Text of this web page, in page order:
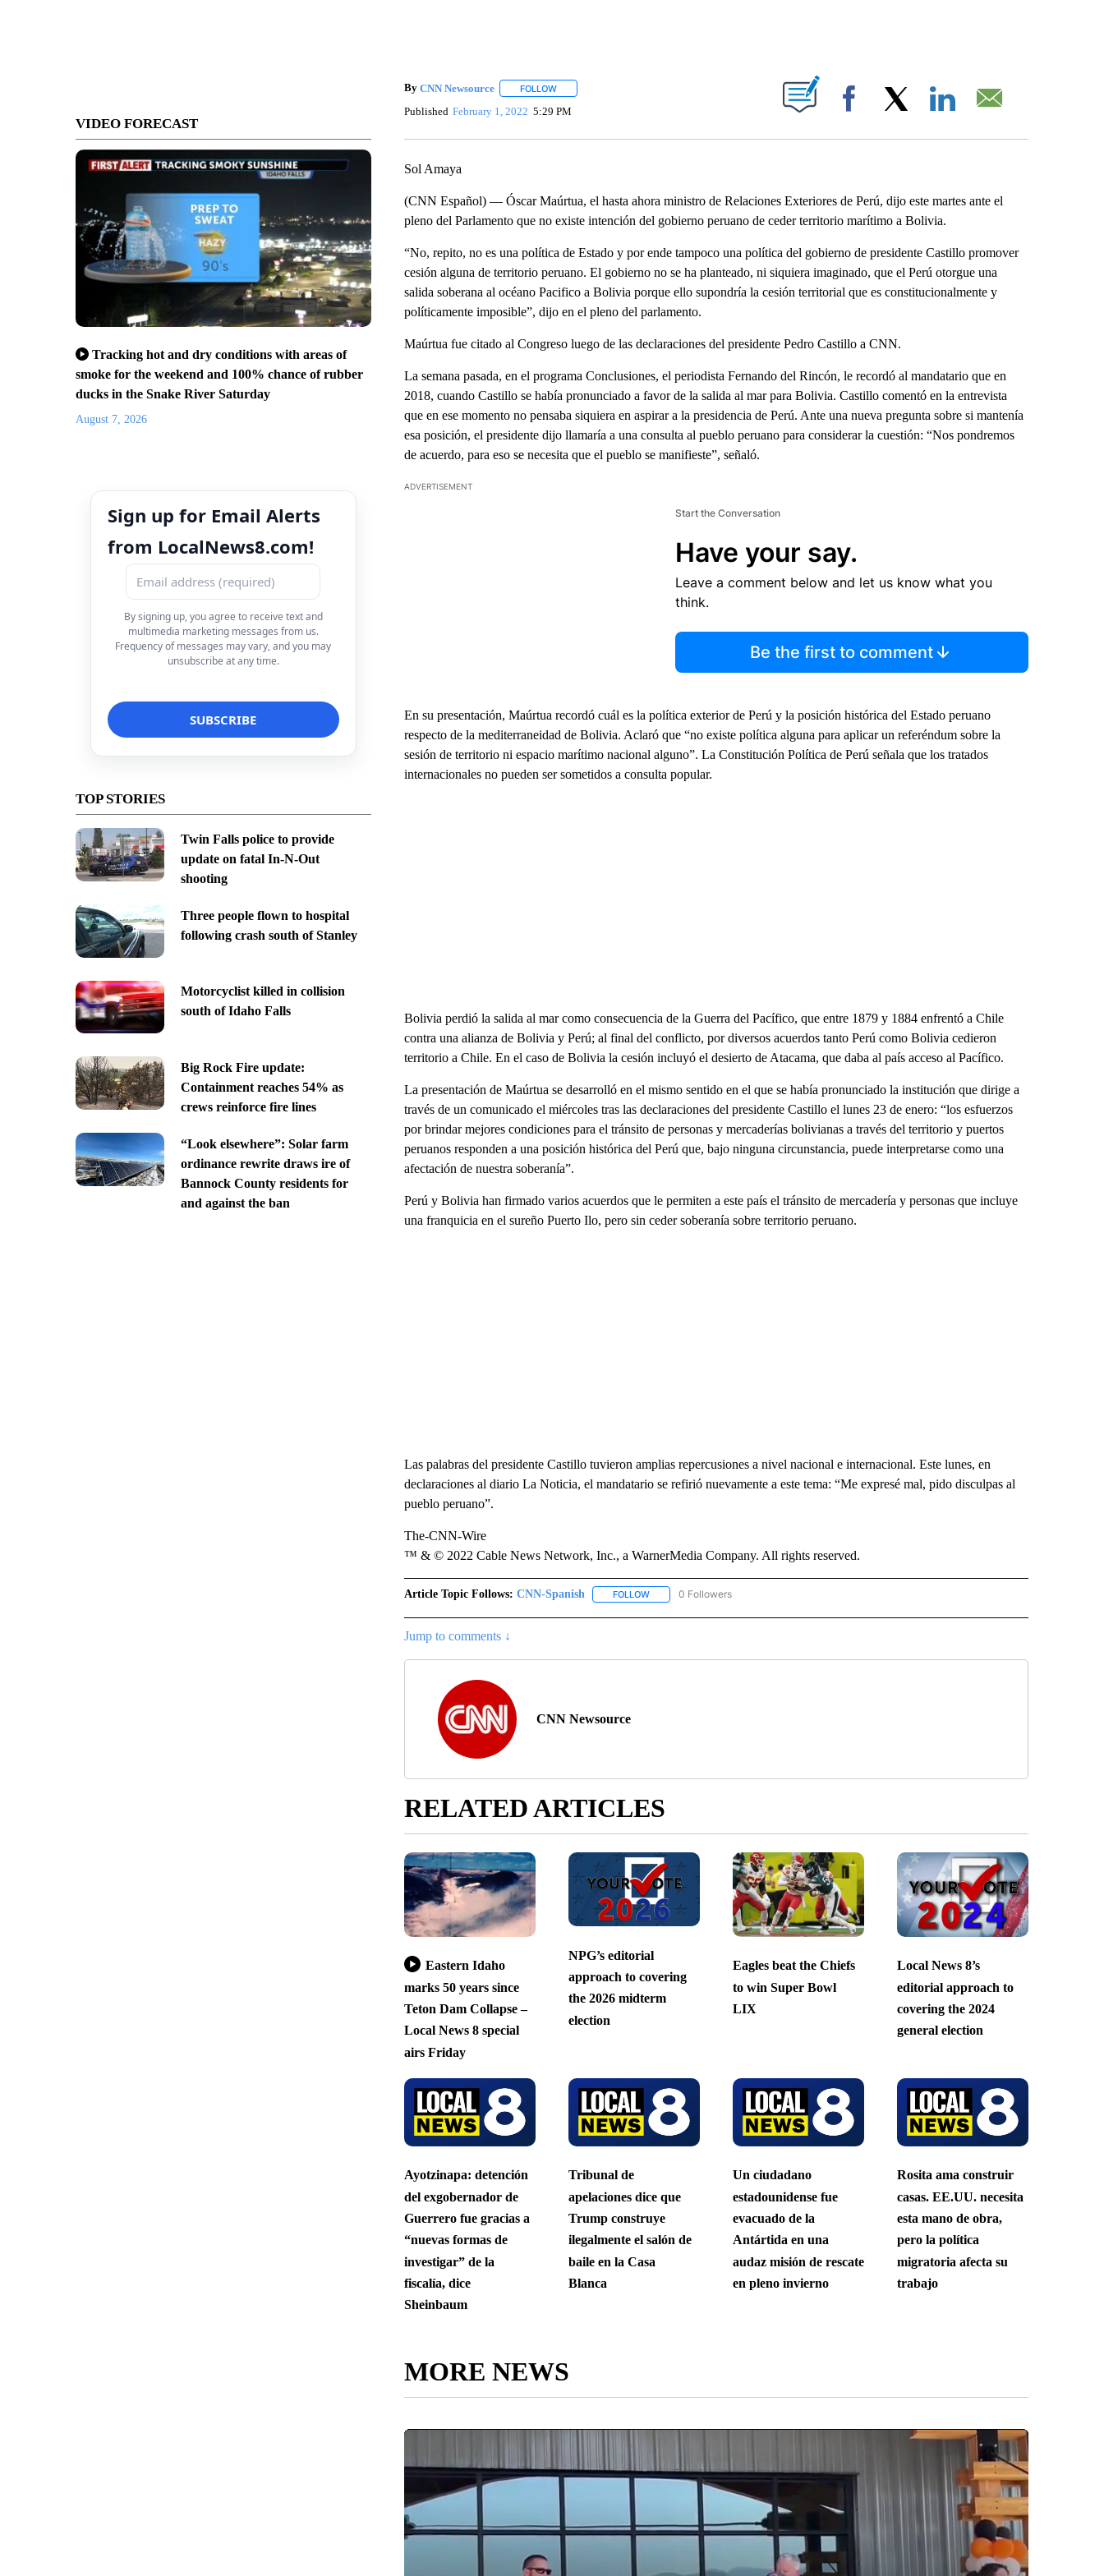
VIDEO FORECAST
Tracking hot and dry conditions with areas of
smoke for the weekend and 100% chance of rubber
ducks in the Snake River Saturday
August 7, 2026
Sign up for Email Alerts
from LocalNews8.com!
By signing up, you agree to receive text and
multimedia marketing messages from us.
Frequency of messages may vary, and you may
unsubscribe at any time.
TOP STORIES
Twin Falls police to provide
update on fatal In-N-Out
shooting
Three people flown to hospital
following crash south of Stanley
Motorcyclist killed in collision
south of Idaho Falls
Big Rock Fire update:
Containment reaches 54% as
crews reinforce fire lines
“Look elsewhere”: Solar farm
ordinance rewrite draws ire of
Bannock County residents for
and against the ban
By CNN Newsource FOLLOWFOLLOW "" TO RECEIVE NOTIFICATIONS ABOUT NEW PAGES ON "".
Published February 1, 2022 5:29 PM Facebook
Sol Amaya
(CNN Español) — Óscar Maúrtua, el hasta ahora ministro de Relaciones Exteriores de Perú, dijo este martes ante el
pleno del Parlamento que no existe intención del gobierno peruano de ceder territorio marítimo a Bolivia.
“No, repito, no es una política de Estado y por ende tampoco una política del gobierno de presidente Castillo promover
cesión alguna de territorio peruano. El gobierno no se ha planteado, ni siquiera imaginado, que el Perú otorgue una
salida soberana al océano Pacifico a Bolivia porque ello supondría la cesión territorial que es constitucionalmente y
políticamente imposible”, dijo en el pleno del parlamento.
Maúrtua fue citado al Congreso luego de las declaraciones del presidente Pedro Castillo a CNN.
La semana pasada, en el programa Conclusiones, el periodista Fernando del Rincón, le recordó al mandatario que en
2018, cuando Castillo se había pronunciado a favor de la salida al mar para Bolivia. Castillo comentó en la entrevista
que en ese momento no pensaba siquiera en aspirar a la presidencia de Perú. Ante una nueva pregunta sobre si mantenía
esa posición, el presidente dijo llamaría a una consulta al pueblo peruano para considerar la cuestión: “Nos pondremos
de acuerdo, para eso se necesita que el pueblo se manifieste”, señaló.
ADVERTISEMENT
Start the Conversation
Have your say.
Leave a comment below and let us know what you
think.
Be the first to comment
En su presentación, Maúrtua recordó cuál es la política exterior de Perú y la posición histórica del Estado peruano
respecto de la mediterraneidad de Bolivia. Aclaró que “no existe política alguna para aplicar un referéndum sobre la
sesión de territorio ni espacio marítimo nacional alguno”. La Constitución Política de Perú señala que los tratados
internacionales no pueden ser sometidos a consulta popular.
Bolivia perdió la salida al mar como consecuencia de la Guerra del Pacífico, que entre 1879 y 1884 enfrentó a Chile
contra una alianza de Bolivia y Perú; al final del conflicto, por diversos acuerdos tanto Perú como Bolivia cedieron
territorio a Chile. En el caso de Bolivia la cesión incluyó el desierto de Atacama, que daba al país acceso al Pacífico.
La presentación de Maúrtua se desarrolló en el mismo sentido en el que se había pronunciado la institución que dirige a
través de un comunicado el miércoles tras las declaraciones del presidente Castillo el lunes 23 de enero: “los esfuerzos
por brindar mejores condiciones para el tránsito de personas y mercaderías bolivianas a través del territorio y puertos
peruanos responden a una posición histórica del Perú que, bajo ninguna circunstancia, puede interpretarse como una
afectación de nuestra soberanía”.
Perú y Bolivia han firmado varios acuerdos que le permiten a este país el tránsito de mercadería y personas que incluye
una franquicia en el sureño Puerto Ilo, pero sin ceder soberanía sobre territorio peruano.
Las palabras del presidente Castillo tuvieron amplias repercusiones a nivel nacional e internacional. Este lunes, en
declaraciones al diario La Noticia, el mandatario se refirió nuevamente a este tema: “Me expresé mal, pido disculpas al
pueblo peruano”.
The-CNN-Wire
™ & © 2022 Cable News Network, Inc., a WarnerMedia Company. All rights reserved.
Article Topic Follows: CNN-Spanish FOLLOWFOLLOW "CNN-SPANISH" TO RECEIVE NOTIFICATIONS ABOUT NEW PAGES ON "CNN-SPANISH".
0 Followers
Jump to comments ↓
CNN Newsource
RELATED ARTICLES
Eastern Idaho
marks 50 years since
Teton Dam Collapse –
Local News 8 special
airs Friday
NPG’s editorial
approach to covering
the 2026 midterm
election
Eagles beat the Chiefs
to win Super Bowl
LIX
Local News 8’s
editorial approach to
covering the 2024
general election
Ayotzinapa: detención
del exgobernador de
Guerrero fue gracias a
“nuevas formas de
investigar” de la
fiscalía, dice
Sheinbaum
Tribunal de
apelaciones dice que
Trump construye
ilegalmente el salón de
baile en la Casa
Blanca
Un ciudadano
estadounidense fue
evacuado de la
Antártida en una
audaz misión de rescate
en pleno invierno
Rosita ama construir
casas. EE.UU. necesita
esta mano de obra,
pero la política
migratoria afecta su
trabajo
MORE NEWS